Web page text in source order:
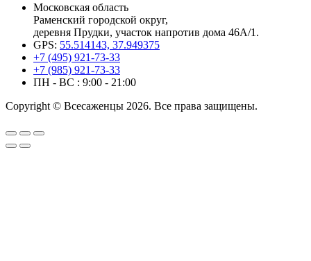
Московская область
Раменский городской округ,
деревня Прудки, участок напротив дома 46А/1.
GPS: 55.514143, 37.949375
+7 (495) 921-73-33
+7 (985) 921-73-33
ПН - ВС : 9:00 - 21:00
Copyright © Всесаженцы 2026. Все права защищены.